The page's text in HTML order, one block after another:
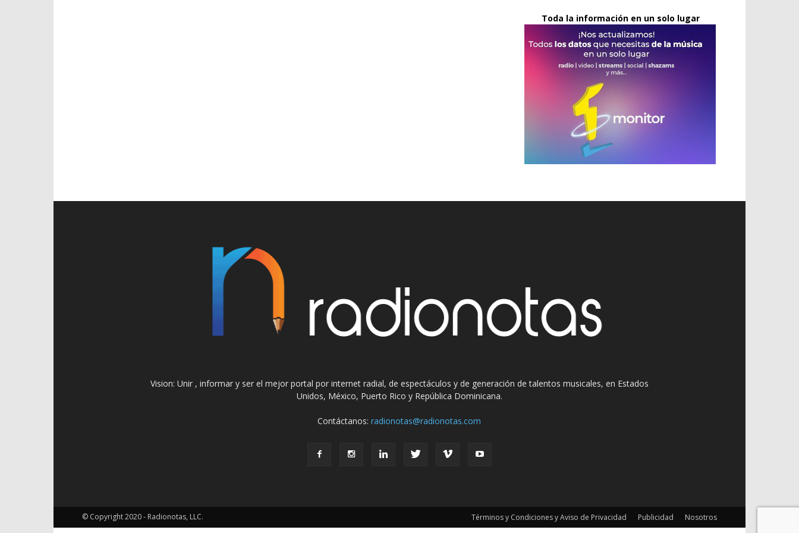
Toda la información en un solo lugar
Vision: Unir , informar y ser el mejor portal por internet radial, de espectáculos y de generación de talentos musicales, en Estados
Unidos, México, Puerto Rico y República Dominicana.
Contáctanos:radionotas@radionotas.com
Términos y Condiciones y Aviso de Privacidad Publicidad Nosotros
© Copyright 2020 - Radionotas, LLC.